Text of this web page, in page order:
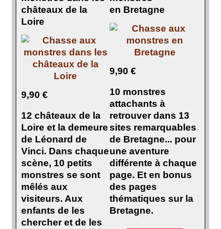
châteaux de la
Loire
9,90 €
12 châteaux de la
Loire et la demeure
de Léonard de
Vinci. Dans chaque
scène, 10 petits
monstres se sont
mêlés aux
visiteurs. Aux
enfants de les
chercher et de les
en Bretagne
9,90 €
10 monstres
attachants à
retrouver dans 13
sites remarquables
de Bretagne... pour
une aventure
différente à chaque
page. Et en bonus
des pages
thématiques sur la
Bretagne.